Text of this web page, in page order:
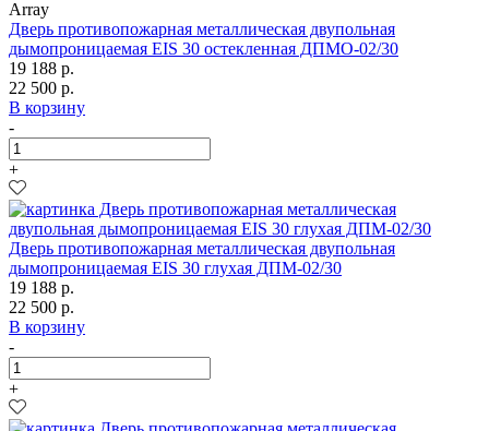
Array
Дверь противопожарная металлическая двупольная
дымопроницаемая EIS 30 остекленная ДПМО-02/30
19 188 р.
22 500 р.
В корзину
-
+
Дверь противопожарная металлическая двупольная
дымопроницаемая EIS 30 глухая ДПМ-02/30
19 188 р.
22 500 р.
В корзину
-
+